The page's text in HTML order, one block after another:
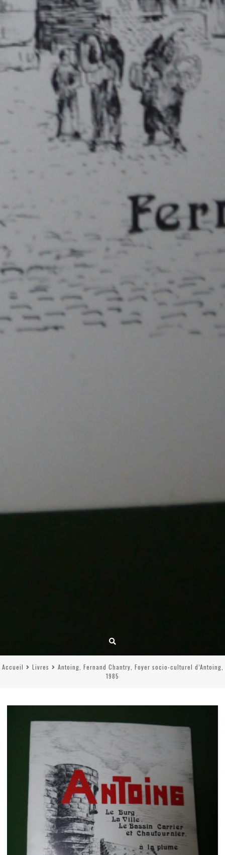
Accueil Livres
Antoing, Fernand Chantry, Foyer socio-culturel d’Antoing,
1985